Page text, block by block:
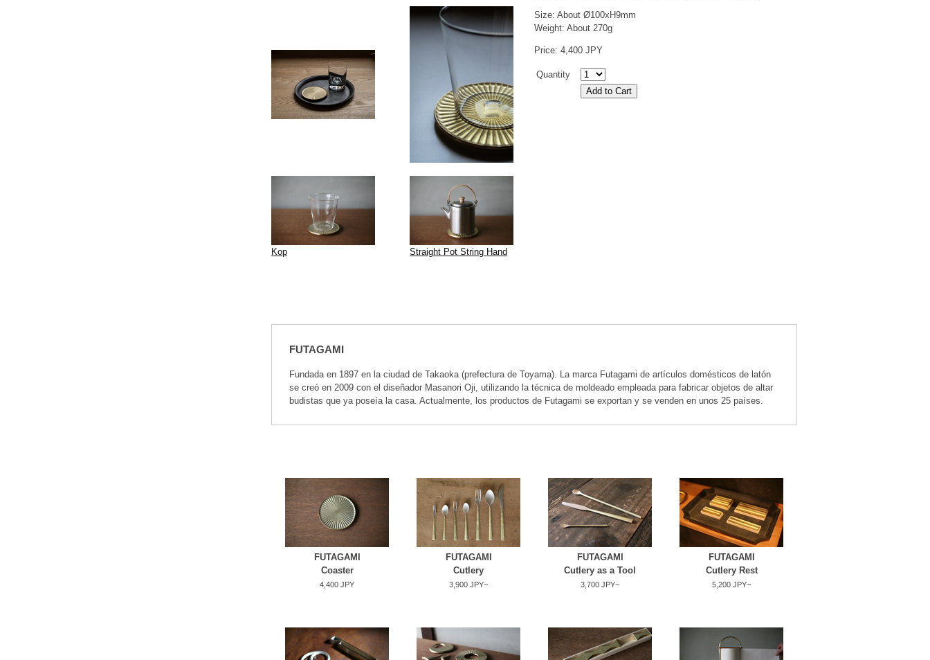
Kop Straight Pot String Hand
Size: About Ø100xH9mm
Weight: About 270g
Price: 4,400 JPY
Quantity
FUTAGAMI
Fundada en 1897 en la ciudad de Takaoka (prefectura de Toyama). La marca Futagami de artículos domésticos de latón
se creó en 2009 con el diseñador Masanori Oji, utilizando la técnica de moldeado empleada para fabricar objetos de altar
budistas que ya poseía la casa. Actualmente, los productos de Futagami se exportan y se venden en unos 25 países.
FUTAGAMI
Coaster
4,400 JPY
FUTAGAMI
Cutlery
3,900 JPY~
FUTAGAMI
Cutlery as a Tool
3,700 JPY~
FUTAGAMI
Cutlery Rest
5,200 JPY~